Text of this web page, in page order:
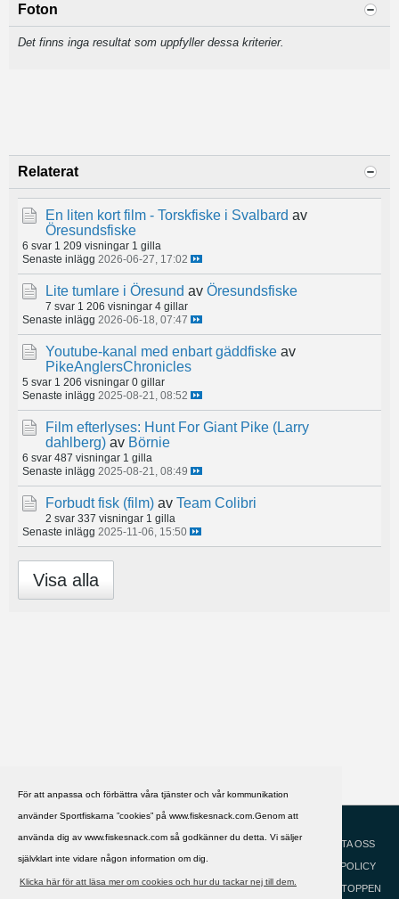
För att anpassa och förbättra våra tjänster och vår kommunikation
använder Sportfiskarna ”cookies” på www.fiskesnack.com.Genom att
använda dig av www.fiskesnack.com så godkänner du detta. Vi säljer
självklart inte vidare någon information om dig.
Klicka här för att läsa mer om cookies och hur du tackar nej till dem.
Foton
Det finns inga resultat som uppfyller dessa kriterier.
Relaterat
En liten kort film - Torskfiske i Svalbard av
Öresundsfiske
6 svar 1 209 visningar 1 gilla
Senaste inlägg 2026-06-27, 17:02
Lite tumlare i Öresund av Öresundsfiske
7 svar 1 206 visningar 4 gillar
Senaste inlägg 2026-06-18, 07:47
Youtube-kanal med enbart gäddfiske av
PikeAnglersChronicles
5 svar 1 206 visningar 0 gillar
Senaste inlägg 2025-08-21, 08:52
Film efterlyses: Hunt For Giant Pike (Larry
dahlberg) av Börnie
6 svar 487 visningar 1 gilla
Senaste inlägg 2025-08-21, 08:49
Forbudt fisk (film) av Team Colibri
2 svar 337 visningar 1 gilla
Senaste inlägg 2025-11-06, 15:50
Visa alla
HJÄLP
KONTAKTA OSS
COOKIEPOLICY
GÅ TILL TOPPEN